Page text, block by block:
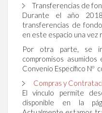
Transferencias de
Durante el año
transferencias de
en este espacio una vez
Por otra parte, se
compromisos
Convenio Específico Nº
Compras y
El vínculo permite
disponible en la